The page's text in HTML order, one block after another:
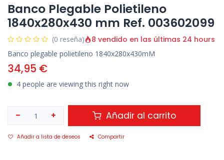
Banco Plegable Polietileno
1840x280x430 mm Ref. 003602099
(0 reseña) 8 vendido en las últimas 24 hours
Banco plegable polietileno 1840x280x430mM
34,95 €
4 people are viewing this right now
Añadir al carrito
Añadir a lista de deseos Compartir